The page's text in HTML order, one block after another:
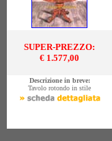
SUPER-PREZZO:
€ 1.577,00
Descrizione in breve:
Tavolo rotondo in stile